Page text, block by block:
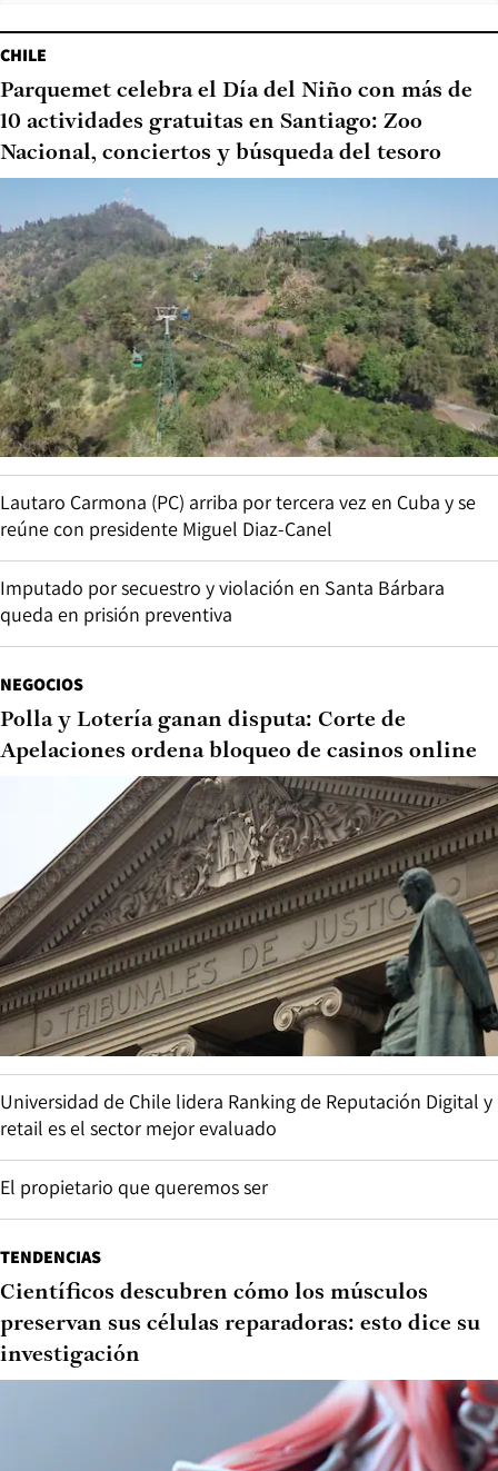
CHILE
Parquemet celebra el Día del Niño con más de
10 actividades gratuitas en Santiago: Zoo
Nacional, conciertos y búsqueda del tesoro
Lautaro Carmona (PC) arriba por tercera vez en Cuba y se
reúne con presidente Miguel Diaz-Canel
Imputado por secuestro y violación en Santa Bárbara
queda en prisión preventiva
NEGOCIOS
Polla y Lotería ganan disputa: Corte de
Apelaciones ordena bloqueo de casinos online
Universidad de Chile lidera Ranking de Reputación Digital y
retail es el sector mejor evaluado
El propietario que queremos ser
TENDENCIAS
Científicos descubren cómo los músculos
preservan sus células reparadoras: esto dice su
investigación